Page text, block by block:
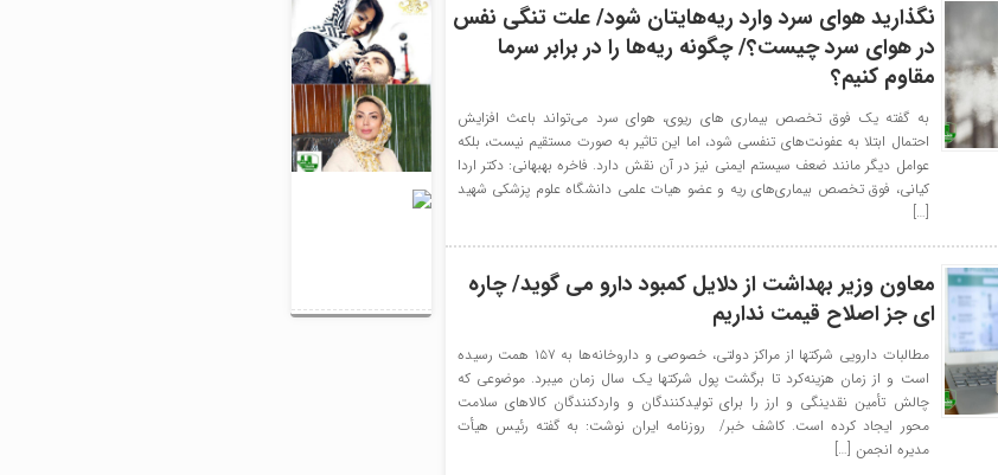
نگذارید هوای سرد وارد ریه‌هایتان شود/ علت تنگی نفس
در هوای سرد چیست؟/ چگونه ریه‌ها را در برابر سرما
مقاوم کنیم؟
به گفته یک فوق تخصص بیماری های ریوی، هوای سرد می‌تواند باعث افزایش
احتمال ابتلا به عفونت‌های تنفسی شود، اما این تاثیر به‌ صورت مستقیم نیست، بلکه
عوامل دیگر مانند ضعف سیستم ایمنی نیز در آن نقش دارد. فاخره بهبهانی: دکتر اردا
کیانی، فوق تخصص بیماری‌های ریه و عضو هیات علمی دانشگاه علوم پزشکی شهید
[…]
معاون وزیر بهداشت از دلایل کمبود دارو می گوید/ چاره
ای جز اصلاح قیمت نداریم
مطالبات دارویی شرکت‎ها از مراکز دولتی، خصوصی و داروخانه‌ها به ۱۵۷ همت رسیده
است و از زمان هزینه‌کرد تا برگشت پول شرکت‎ها یک سال زمان می‎برد. موضوعی که
چالش تأمین نقدینگی و ارز را برای تولیدکنندگان و واردکنندگان کالاهای سلامت
محور ایجاد کرده است. کاشف خبر/ روزنامه ایران نوشت: به گفته رئیس هیأت
مدیره انجمن […]